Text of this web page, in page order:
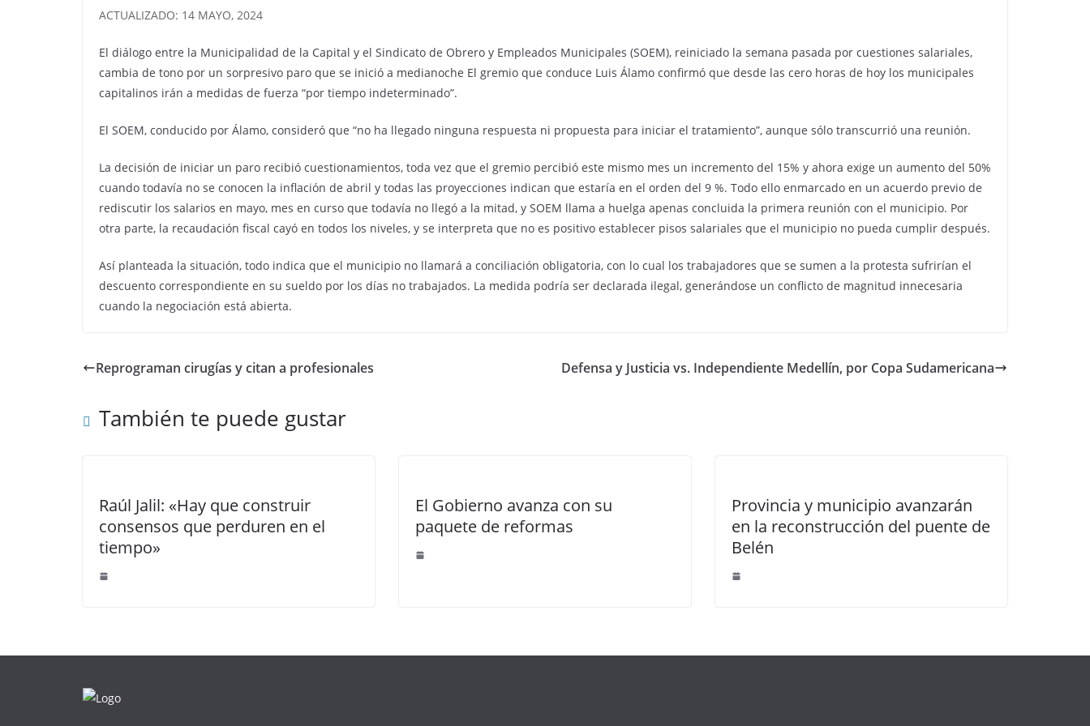
ACTUALIZADO: 14 MAYO, 2024
El diálogo entre la Municipalidad de la Capital y el Sindicato de Obrero y Empleados Municipales (SOEM), reiniciado la semana pasada por cuestiones salariales,
cambia de tono por un sorpresivo paro que se inició a medianoche El gremio que conduce Luis Álamo confirmó que desde las cero horas de hoy los municipales
capitalinos irán a medidas de fuerza “por tiempo indeterminado”.
El SOEM, conducido por Álamo, consideró que “no ha llegado ninguna respuesta ni propuesta para iniciar el tratamiento”, aunque sólo transcurrió una reunión.
La decisión de iniciar un paro recibió cuestionamientos, toda vez que el gremio percibió este mismo mes un incremento del 15% y ahora exige un aumento del 50%
cuando todavía no se conocen la inflación de abril y todas las proyecciones indican que estaría en el orden del 9 %. Todo ello enmarcado en un acuerdo previo de
rediscutir los salarios en mayo, mes en curso que todavía no llegó a la mitad, y SOEM llama a huelga apenas concluida la primera reunión con el municipio. Por
otra parte, la recaudación fiscal cayó en todos los niveles, y se interpreta que no es positivo establecer pisos salariales que el municipio no pueda cumplir después.
Así planteada la situación, todo indica que el municipio no llamará a conciliación obligatoria, con lo cual los trabajadores que se sumen a la protesta sufrirían el
descuento correspondiente en su sueldo por los días no trabajados. La medida podría ser declarada ilegal, generándose un conflicto de magnitud innecesaria
cuando la negociación está abierta.
Reprograman cirugías y citan a profesionales Defensa y Justicia vs. Independiente Medellín, por Copa Sudamericana
También te puede gustar
Raúl Jalil: «Hay que construir
consensos que perduren en el
tiempo»
El Gobierno avanza con su
paquete de reformas
Provincia y municipio avanzarán
en la reconstrucción del puente de
Belén